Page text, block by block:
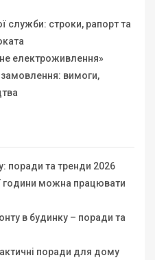
служби: строки, рапорт та
електроживлення»
замовлення: вимоги,
поради та тренди 2026
години можна працювати
в будинку – поради та
поради для дому